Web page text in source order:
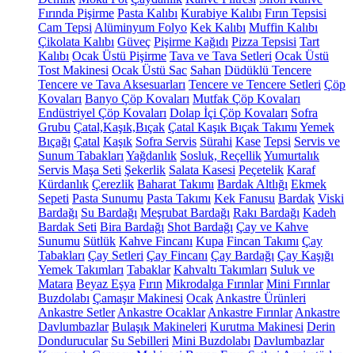
Fırında Pişirme Pasta Kalıbı Kurabiye Kalıbı Fırın Tepsisi
Cam Tepsi Alüminyum Folyo Kek Kalıbı Muffin Kalıbı
Çikolata Kalıbı Güveç Pişirme Kağıdı Pizza Tepsisi Tart
Kalıbı Ocak Üstü Pişirme Tava ve Tava Setleri Ocak Üstü
Tost Makinesi Ocak Üstü Sac Sahan Düdüklü Tencere
Tencere ve Tava Aksesuarları Tencere ve Tencere Setleri Çöp
Kovaları Banyo Çöp Kovaları Mutfak Çöp Kovaları
Endüstriyel Çöp Kovaları Dolap İçi Çöp Kovaları Sofra
Grubu Çatal,Kaşık,Bıçak Çatal Kaşık Bıçak Takımı Yemek
Bıçağı Çatal Kaşık Sofra Servis Sürahi Kase Tepsi Servis ve
Sunum Tabakları Yağdanlık Sosluk, ReçellikYumurtalık
Servis Maşa Seti Şekerlik Salata Kasesi Peçetelik Karaf
Kürdanlık Çerezlik Baharat Takımı Bardak Altlığı Ekmek
Sepeti Pasta Sunumu Pasta Takımı Kek Fanusu Bardak Viski
Bardağı Su Bardağı Meşrubat Bardağı Rakı Bardağı Kadeh
Bardak Seti Bira Bardağı Shot Bardağı Çay ve Kahve
Sunumu Sütlük Kahve Fincanı Kupa Fincan Takımı Çay
Tabakları Çay Setleri Çay Fincanı Çay Bardağı Çay Kaşığı
Yemek Takımları Tabaklar Kahvaltı Takımları Suluk ve
Matara Beyaz Eşya Fırın Mikrodalga Fırınlar Mini Fırınlar
Buzdolabı Çamaşır Makinesi Ocak Ankastre Ürünleri
Ankastre Setler Ankastre Ocaklar Ankastre Fırınlar Ankastre
Davlumbazlar Bulaşık Makineleri Kurutma Makinesi Derin
Dondurucular Su Sebilleri Mini Buzdolabı Davlumbazlar